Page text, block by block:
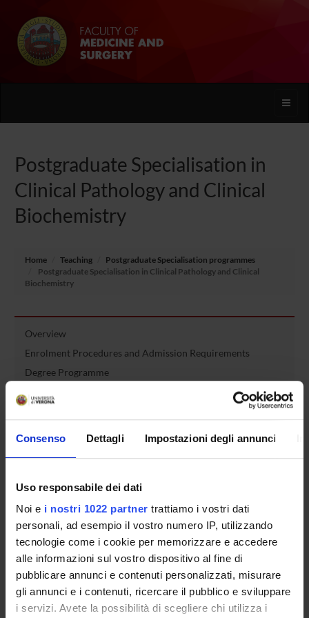
Consenso Dettagli Impostazioni degli annunci
Uso responsabile dei dati
Noi e i nostri 1022 partner trattiamo i vostri dati
personali, ad esempio il vostro numero IP, utilizzando
tecnologie come i cookie per memorizzare e accedere
alle informazioni sul vostro dispositivo al fine di
pubblicare annunci e contenuti personalizzati, misurare
gli annunci e i contenuti, ricercare il pubblico e sviluppare
i servizi. Avete la possibilità di scegliere chi utilizza i
Toggle
Postgraduate Specialisation in
Clinical Pathology and Clinical
Biochemistry
Home Teaching
Postgraduate Specialisation programmes
Postgraduate Specialisation in Clinical Pathology and Clinical
Biochemistry
Overview
Enrolment Procedures and Admission Requirements
Degree Programme
International Students
OFFERTA FORMATIVA
SEMESTRE FILTRO
CORSI DI LAUREA